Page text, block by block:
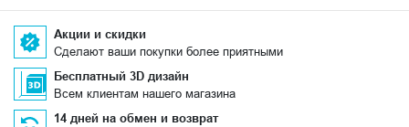
Акции и скидки
Сделают ваши покупки более приятными
Бесплатный 3D дизайн
Всем клиентам нашего магазина
14 дней на обмен и возврат